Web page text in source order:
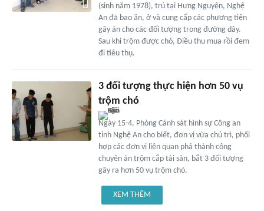
(sinh năm 1978), trú tại Hưng Nguyên, Nghệ
An đã bao ăn, ở và cung cấp các phương tiện
gây án cho các đối tượng trong đường dây.
Sau khi trộm được chó, Điều thu mua rồi đem
đi tiêu thụ.
3 đối tượng thực hiện hơn 50 vụ
trộm chó
Ngày 15-4, Phòng Cảnh sát hình sự Công an
tỉnh Nghệ An cho biết, đơn vị vừa chủ trì, phối
hợp các đơn vị liên quan phá thành công
chuyên án trộm cắp tài sản, bắt 3 đối tượng
gây ra hơn 50 vụ trộm chó.
XEM THÊM